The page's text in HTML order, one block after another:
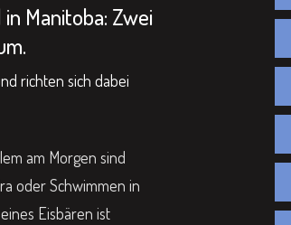
Manitoba: Zwei
richten sich dabei
am Morgen sind
oder Schwimmen in
Eisbären ist